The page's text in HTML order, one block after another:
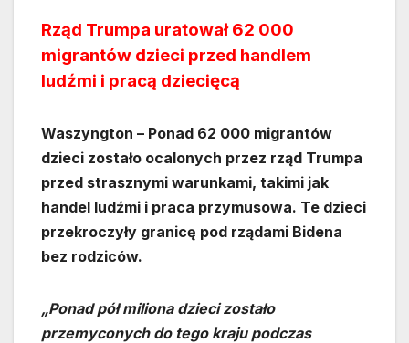
Rząd Trumpa uratował 62 000
migrantów dzieci przed handlem
ludźmi i pracą dziecięcą
Waszyngton – Ponad 62 000 migrantów
dzieci zostało ocalonych przez rząd Trumpa
przed strasznymi warunkami, takimi jak
handel ludźmi i praca przymusowa. Te dzieci
przekroczyły granicę pod rządami Bidena
bez rodziców.
„Ponad pół miliona dzieci zostało
przemyconych do tego kraju podczas